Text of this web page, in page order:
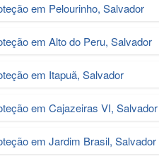
em Pelourinho, Salvador
em Alto do Peru, Salvador
em Itapuã, Salvador
em Cajazeiras VI, Salvador
em Jardim Brasil, Salvador